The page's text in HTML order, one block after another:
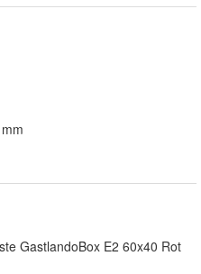
GastlandoBox E2 60x40 Rot